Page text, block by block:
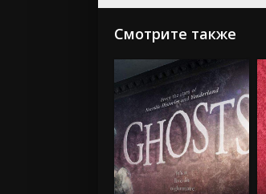
Смотрите также